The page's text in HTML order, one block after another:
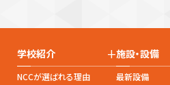
学校紹介 +
NCCが選ばれる理由
施設・設備
最新設備